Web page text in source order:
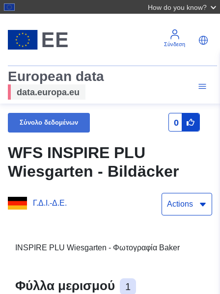
How do you know?
Σύνδεση
European data
data.europa.eu
Σύνολο δεδομένων 0
WFS INSPIRE PLU
Wiesgarten - Bildäcker
Γ.Δ.Ι.-Δ.Ε. Actions
INSPIRE PLU Wiesgarten - Φωτογραφία Baker
Φύλλα μερισμού 1